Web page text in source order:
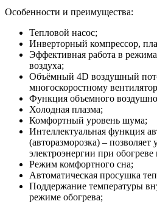
Особенности и преимущества:
Тепловой насос;
Инверторный компрессор,
Эффективная работа в
воздуха;
Объёмный 4D воздушный
многоскоростному
Функция объемного
Холодная плазма;
Комфортный уровень шума;
Интеллектуальная функция
(авторазморозка) – позволяет
электроэнергии при обогреве
Режим комфортного сна;
Автоматическая просушка
Поддержание температуры
режиме обогрева;